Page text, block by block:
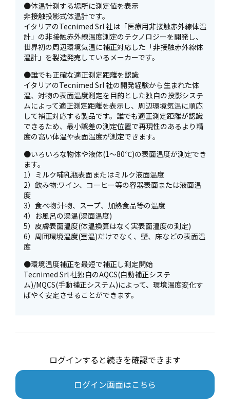
●体温計測する場所に測定値を表示
非接触投影式体温計です。
イタリアのTecnimed Srl 社は「医療用非接触赤外線体温
計」の非接触赤外線温度測定のテクノロジーを開発し、
世界初の周辺環境気温に補正対応した「非接触赤外線体
温計」を製造発売しているメーカーです。
●誰でも正確な適正測定距離を認識
イタリアのTecnimed Srl 社の開発経験から生まれた体
温、対物の表面温度測定を目的とした独自の投影システ
ムによって適正測定距離を表示し、周辺環境気温に順応
して補正対応する製品です。誰でも適正測定距離が認識
できるため、最小誤差の測定位置で再現性のあるより精
度の高い体温や表面温度が測定できます。
●いろいろな物体や液体(1～80℃)の表面温度が測定でき
ます。
1）ミルク哺乳瓶表面またはミルク液面温度
2）飲み物:ワイン、コーヒー等の容器表面または液面温
度
3）食べ物:汁物、スープ、加熱食品等の温度
4）お風呂の湯温(湯面温度)
5）皮膚表面温度(体温換算はなく実表面温度の測定)
6）周囲環境温度(室温)だけでなく、壁、床などの表面温
度
●環境温度補正を最短で補正し測定開始
Tecnimed Srl 社独自のAQCS(自動補正システ
ム)/MQCS(手動補正システム)によって、環境温度変化す
ばやく安定させることができます。
ログインすると続きを確認できます
ログイン画面はこちら